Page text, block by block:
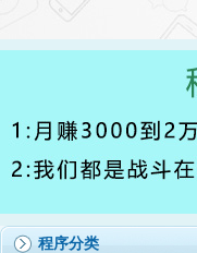
程序分类